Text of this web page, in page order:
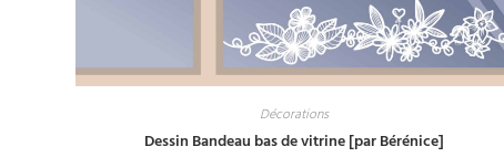
Décorations
Dessin Bandeau bas de vitrine [par Bérénice]